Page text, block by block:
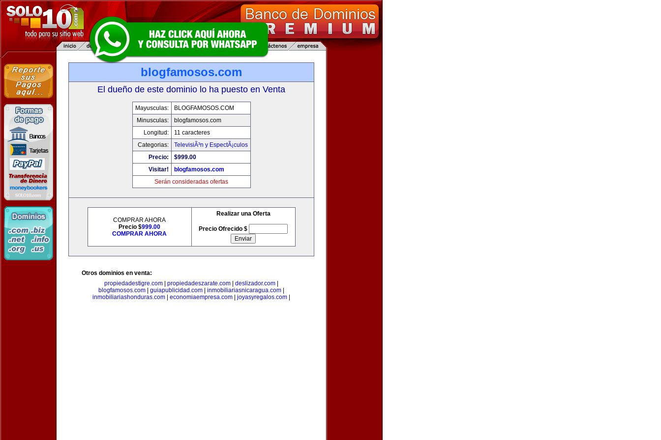
blogfamosos.com
El dueño de este dominio lo ha puesto en Venta
Mayusculas:
BLOGFAMOSOS.COM
Minusculas:
blogfamosos.com
Longitud:
11 caracteres
Categorias:
TelevisiÃ³n y EspectÃ¡culos
Precio:
$999.00
Visitar!
blogfamosos.com
Serán consideradas ofertas
COMPRAR AHORA
Precio $999.00
COMPRAR AHORA
Realizar una Oferta
Precio Ofrecido $
Otros dominios en venta:
propiedadestigre.com
propiedadeszarate.com deslizador.com
blogfamosos.com
guiapublicidad.com inmobiliariasnicaragua.com
inmobiliariashonduras.com
economiaempresa.com joyasyregalos.com